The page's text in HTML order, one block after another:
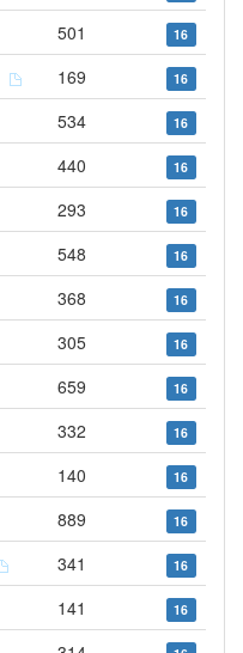
501 16
169 16
534 16
440 16
293 16
548 16
368 16
305 16
659 16
332 16
140 16
889 16
341 16
141 16